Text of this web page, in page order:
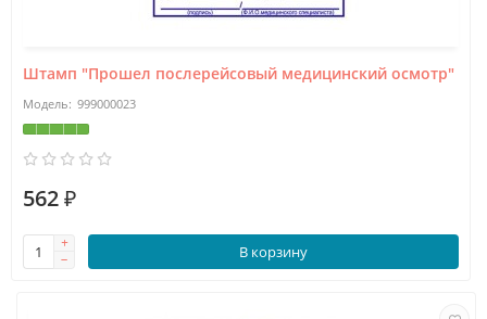
Штамп "Прошел послерейсовый медицинский осмотр"
999000023
562 ₽
В корзину